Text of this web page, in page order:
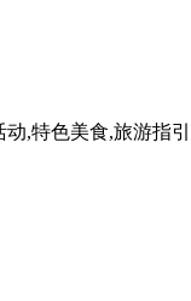
动,特色美食,旅游